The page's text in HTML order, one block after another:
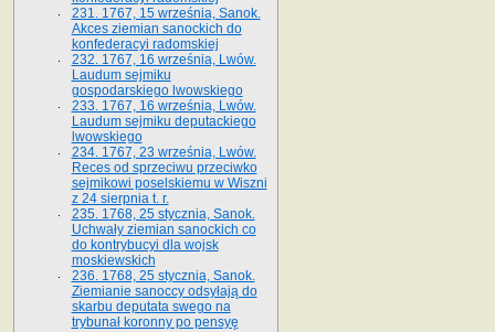
231. 1767, 15 września, Sanok.
Akces ziemian sanockich do
konfederacyi radomskiej
232. 1767, 16 września, Lwów.
Laudum sejmiku
gospodarskiego lwowskiego
233. 1767, 16 września, Lwów.
Laudum sejmiku deputackiego
lwowskiego
234. 1767, 23 września, Lwów.
Reces od sprzeciwu przeciwko
sejmikowi poselskiemu w Wiszni
z 24 sierpnia t. r.
235. 1768, 25 stycznia, Sanok.
Uchwały ziemian sanockich co
do kontrybucyi dla wojsk
moskiewskich
236. 1768, 25 stycznia, Sanok.
Ziemianie sanoccy odsyłają do
skarbu deputata swego na
trybunał koronny po pensyę